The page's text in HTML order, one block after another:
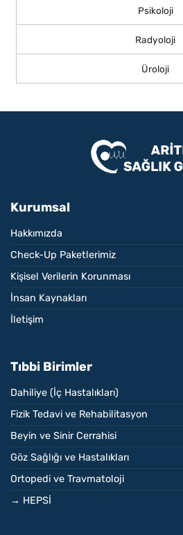
Psikoloji
Radyoloji
Üroloji
Kurumsal
Hakkımızda
Check-Up Paketlerimiz
Kişisel Verilerin Korunması
İnsan Kaynakları
İletişim
Tıbbi Birimler
Dahiliye (İç Hastalıkları)
Fizik Tedavi ve Rehabilitasyon
Beyin ve Sinir Cerrahisi
Göz Sağlığı ve Hastalıkları
Ortopedi ve Travmatoloji
→ HEPSİ